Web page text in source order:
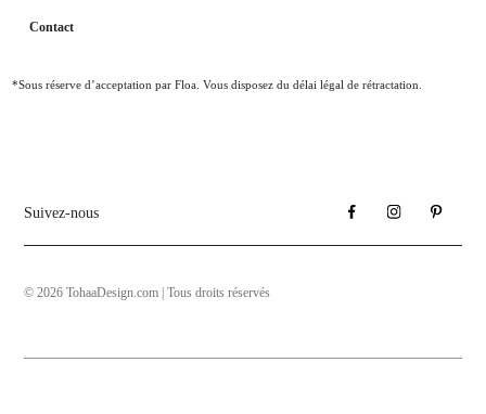
Contact
*Sous réserve d’acceptation par Floa. Vous disposez du délai légal de rétractation.
Suivez-nous
© 2026 TohaaDesign.com | Tous droits réservés